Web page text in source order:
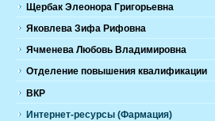
Щербак Элеонора Григорьевна
Яковлева Зифа Рифовна
Ячменева Любовь Владимировна
Отделение повышения квалификации
ВКР
Интернет-ресурсы (Фармация)